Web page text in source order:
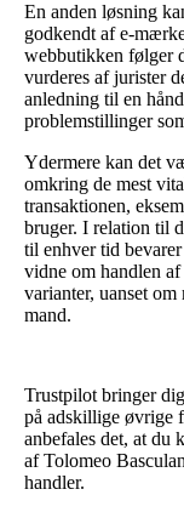
En anden løsning
godkendt af e-
webbutikken følger
vurderes af jurister
anledning til en
problemstillinger
Ydermere kan det
omkring de mest
transaktionen,
bruger. I relation til
til enhver tid
vidne om handlen
varianter, uanset
mand.
Trustpilot bringer
på adskillige øvrige
anbefales det, at du
af Tolomeo
handler.